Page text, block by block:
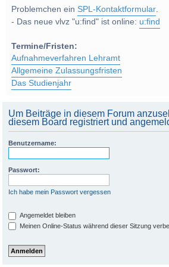
Problemchen einSPL-Kontaktformular.
- Das neue vlvz "u:find" ist online: u:find
Termine/Fristen:
Aufnahmeverfahren Lehramt
Allgemeine Zulassungsfristen
Das Studienjahr
Um Beiträge in diesem Forum
diesem Board registriert und
Benutzername:
Passwort:
Ich habe mein Passwort vergessen
Angemeldet bleiben
Meinen Online-Status während dieser Sitzung